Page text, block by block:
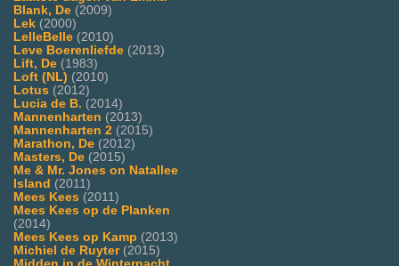
Blank, De (2009)
Lek (2000)
LelleBelle (2010)
Leve Boerenliefde (2013)
Lift, De (1983)
Loft (NL) (2010)
Lotus (2012)
Lucia de B. (2014)
Mannenharten (2013)
Mannenharten 2 (2015)
Marathon, De (2012)
Masters, De (2015)
Me & Mr. Jones on Natallee
Island (2011)
Mees Kees (2011)
Mees Kees op de Planken
(2014)
Mees Kees op Kamp (2013)
Michiel de Ruyter(2015)